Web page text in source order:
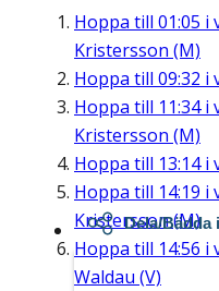
Hoppa till 01:05 i
Kristersson (M)
Hoppa till 09:32 i
Hoppa till 11:34i
Kristersson (M)
Hoppa till 13:14i
Hoppa till 14:19 i
Kristersson (M)
Hoppa till 14:56 i
Waldau (V)
Dela/Bädda